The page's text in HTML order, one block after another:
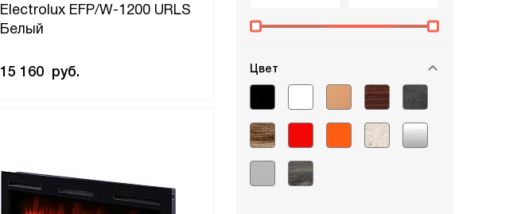
Цвет
Electrolux EFP/W-1200 URLS
Белый
15 160 руб.